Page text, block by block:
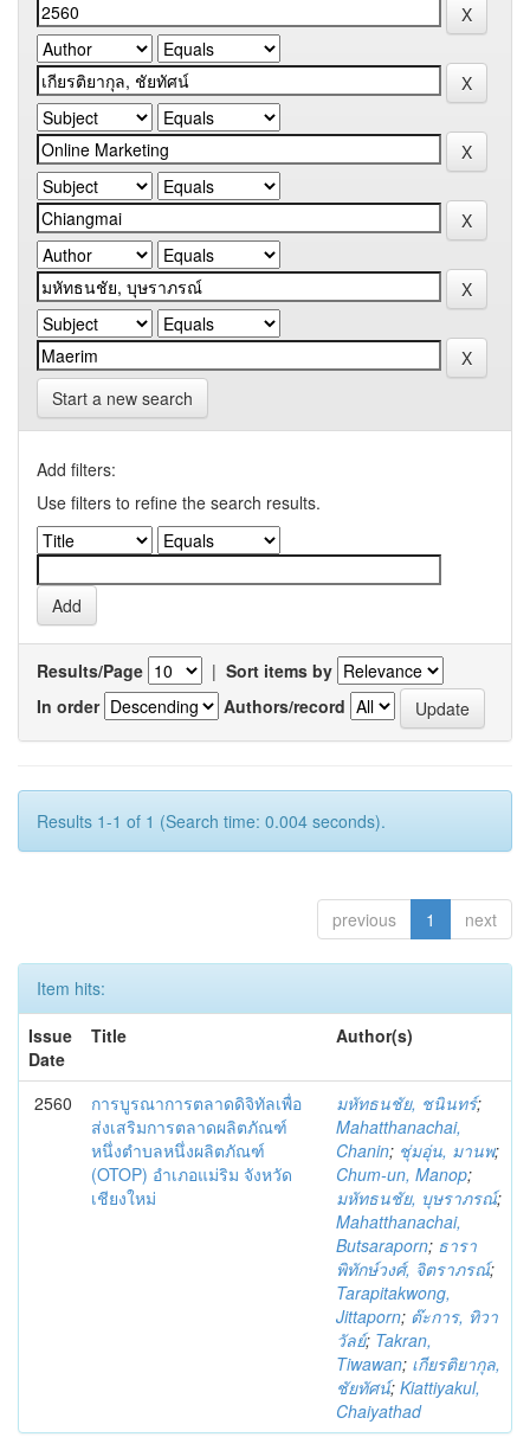
Start a new search
Add filters:
Use filters to refine the search results.
Results/Page | Sort items by
In order
Authors/record
Results 1-1 of 1 (Search time: 0.004 seconds).
previous 1 next
Item hits:
Issue
Date
Title Author(s)
2560
การบูรณาการตลาดดิจิทัลเพื่อ
ส่งเสริมการตลาดผลิตภัณฑ์
หนึ่งตำบลหนึ่งผลิตภัณฑ์
(OTOP) อำเภอแม่ริม จังหวัด
เชียงใหม่
มหัทธนชัย, ชนินทร์;
Mahatthanachai,
Chanin; ชุ่มอุ่น, มานพ;
Chum-un, Manop;
มหัทธนชัย, บุษราภรณ์;
Mahatthanachai,
Butsaraporn; ธารา
พิทักษ์วงศ์, จิตราภรณ์;
Tarapitakwong,
Jittaporn; ต๊ะการ, ทิวา
วัลย์; Takran,
Tiwawan; เกียรติยากุล,
ชัยทัศน์; Kiattiyakul,
Chaiyathad